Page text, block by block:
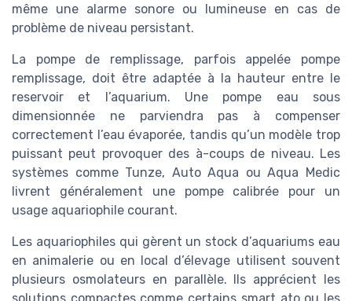
même une alarme sonore ou lumineuse en cas de
problème de niveau persistant.
La pompe de remplissage, parfois appelée pompe
remplissage, doit être adaptée à la hauteur entre le
reservoir et l’aquarium. Une pompe eau sous
dimensionnée ne parviendra pas à compenser
correctement l’eau évaporée, tandis qu’un modèle trop
puissant peut provoquer des à-coups de niveau. Les
systèmes comme Tunze, Auto Aqua ou Aqua Medic
livrent généralement une pompe calibrée pour un
usage aquariophile courant.
Les aquariophiles qui gèrent un stock d’aquariums eau
en animalerie ou en local d’élevage utilisent souvent
plusieurs osmolateurs en parallèle. Ils apprécient les
solutions compactes comme certains smart ato ou les